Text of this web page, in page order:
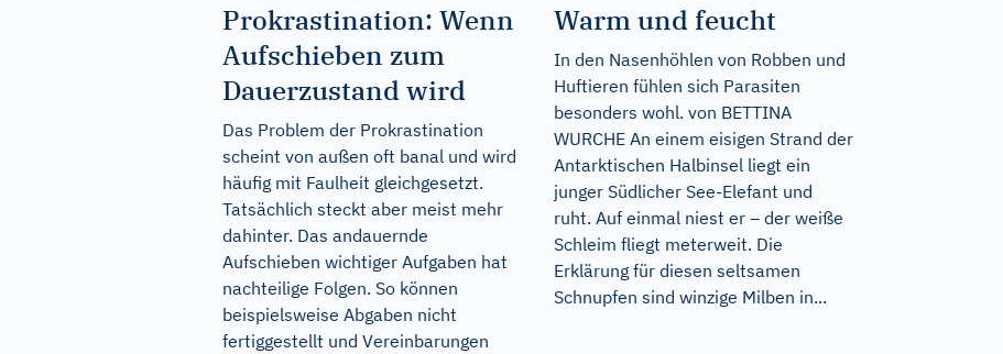
Prokrastination: Wenn
Aufschieben zum
Dauerzustand wird
Das Problem der Prokrastination
scheint von außen oft banal und wird
häufig mit Faulheit gleichgesetzt.
Tatsächlich steckt aber meist mehr
dahinter. Das andauernde
Aufschieben wichtiger Aufgaben hat
nachteilige Folgen. So können
beispielsweise Abgaben nicht
fertiggestellt und Vereinbarungen
Warm und feucht
In den Nasenhöhlen von Robben und
Huftieren fühlen sich Parasiten
besonders wohl. von BETTINA
WURCHE An einem eisigen Strand der
Antarktischen Halbinsel liegt ein
junger Südlicher See-Elefant und
ruht. Auf einmal niest er – der weiße
Schleim fliegt meterweit. Die
Erklärung für diesen seltsamen
Schnupfen sind winzige Milben in...